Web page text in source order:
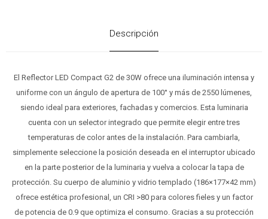
Descripción
El Reflector LED Compact G2 de 30W ofrece una iluminación intensa y
uniforme con un ángulo de apertura de 100° y más de 2550 lúmenes,
siendo ideal para exteriores, fachadas y comercios. Esta luminaria
cuenta con un selector integrado que permite elegir entre tres
temperaturas de color antes de la instalación. Para cambiarla,
simplemente seleccione la posición deseada en el interruptor ubicado
en la parte posterior de la luminaria y vuelva a colocar la tapa de
protección. Su cuerpo de aluminio y vidrio templado (186×177×42 mm)
ofrece estética profesional, un CRI >80 para colores fieles y un factor
de potencia de 0.9 que optimiza el consumo. Gracias a su protección